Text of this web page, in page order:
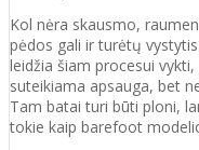
Kol nėra skausmo,
pėdos gali ir turėtų
leidžia šiam procesui
suteikiama apsauga, bet
Tam batai turi būti ploni,
tokie kaip barefoot